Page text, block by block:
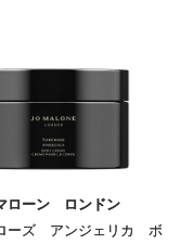
ローン ロンドン
ーズ アンジェリカ ボ